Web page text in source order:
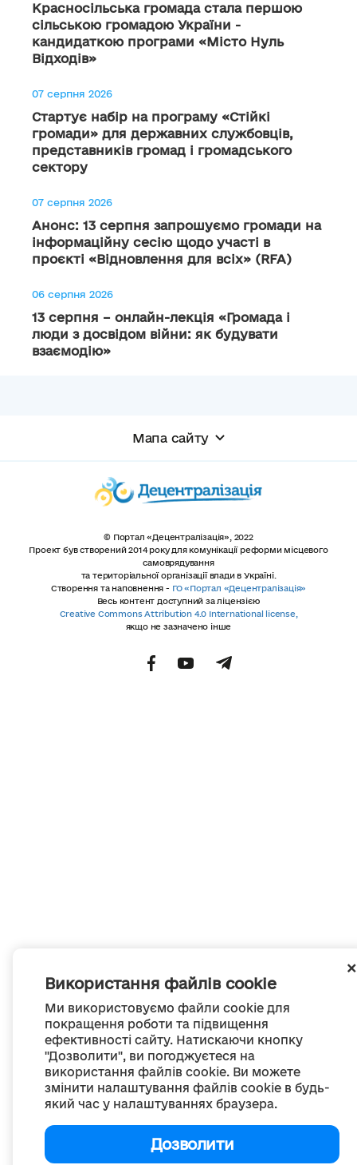
Використання файлів cookie
Ми використовуємо файли cookie для
покращення роботи та підвищення
ефективності сайту. Натискаючи кнопку
"Дозволити", ви погоджуєтеся на
використання файлів cookie. Ви можете
змінити налаштування файлів cookie в будь-
який час у налаштуваннях браузера.
Дозволити
Красносільська громада стала першою
сільською громадою України -
кандидаткою програми «Місто Нуль
Відходів»
07 серпня 2026
Стартує набір на програму «Стійкі
громади» для державних службовців,
представників громад і громадського
сектору
07 серпня 2026
Анонс: 13 серпня запрошуємо громади на
інформаційну сесію щодо участі в
проєкті «Відновлення для всіх» (RFA)
06 серпня 2026
13 серпня – онлайн-лекція «Громада і
люди з досвідом війни: як будувати
взаємодію»
Мапа сайту
© Портал «Децентралізація», 2022
Проект був створений 2014 року для комунікації реформи місцевого
самоврядування
та територіальної організації влади в Україні.
Створення та наповнення - ГО «Портал «Децентралізація»
Весь контент доступний за ліцензією
Creative Commons Attribution 4.0 International license,
якщо не зазначено інше